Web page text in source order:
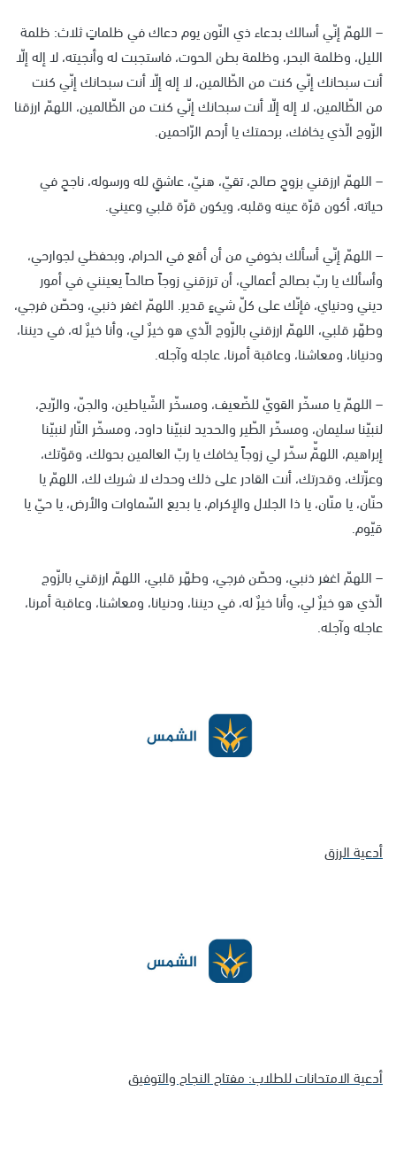
– اللهمّ إنّي أسالك بدعاء ذي النّون يوم دعاك في ظلماتٍ ثلاث: ظلمة
الليل، وظلمة البحر، وظلمة بطن الحوت، فاستجبت له وأنجيته، لا إله إلّا
أنت سبحانك إنّي كنت من الظّالمين، لا إله إلّا أنت سبحانك إنّي كنت
من الظّالمين، لا إله إلّا أنت سبحانك إنّي كنت من الظّالمين، اللهمّ ارزقنا
الزّوج الّذي يخافك، برحمتك يا أرحم الرّاحمين.
– اللهمّ ارزقني بزوجٍ صالح، تقيّ، هنيّ، عاشقٍ لله ورسوله، ناجحٍ في
حياته، أكون قرّة عينه وقلبه، ويكون قرّة قلبي وعيني.
– اللهمّ إنّي أسألك بخوفي من أن أقع في الحرام، وبحفظي لجوارحي،
وأسألك يا ربّ بصالح أعمالي، أن ترزقني زوجاً صالحاً يعينني في أمور
ديني ودنياي، فإنّك على كلّ شيءٍ قدير. اللهمّ اغفر ذنبي، وحصّن فرجي،
وطهّر قلبي، اللهمّ ارزقني بالزّوج الّذي هو خيرٌ لي، وأنا خيرٌ له، في ديننا،
ودنيانا، ومعاشنا، وعاقبة أمرنا، عاجله وآجله.
– اللهمّ يا مسخّر القويّ للضّعيف، ومسخّر الشّياطين، والجنّ، والرّيح،
لنبيّنا سليمان، ومسخّر الطّير والحديد لنبيّنا داود، ومسخّر النّار لنبيّنا
إبراهيم، اللهمّّ سخّر لي زوجاً يخافك يا ربّ العالمين بحولك، وقوّتك،
وعزّتك، وقدرتك، أنت القادر على ذلك وحدك لا شريك لك، اللهمّ يا
حنّان، يا منّان، يا ذا الجلال والإكرام، يا بديع السّماوات والأرض، يا حيّ يا
قيّوم.
– اللهمّ اغفر ذنبي، وحصّن فرجي، وطهّر قلبي، اللهمّ ارزقني بالزّوج
الّذي هو خيرٌ لي، وأنا خيرٌ له، في ديننا، ودنيانا، ومعاشنا، وعاقبة أمرنا،
عاجله وآجله.
أدعية الرزق
أدعية الامتحانات للطلاب: مفتاح النجاح والتوفيق